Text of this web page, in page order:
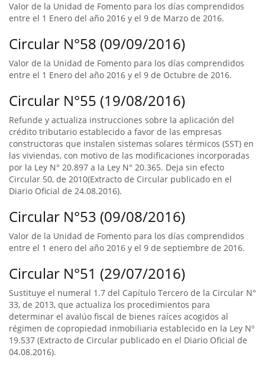
Valor de la Unidad de Fomento para los días comprendidos
entre el 1 Enero del año 2016 y el 9 de Marzo de 2016.
Circular N°58 (09/09/2016)
Valor de la Unidad de Fomento para los días comprendidos
entre el 1 Enero del año 2016 y el 9 de Octubre de 2016.
Circular N°55 (19/08/2016)
Refunde y actualiza instrucciones sobre la aplicación del
crédito tributario establecido a favor de las empresas
constructoras que instalen sistemas solares térmicos (SST) en
las viviendas, con motivo de las modificaciones incorporadas
por la Ley N° 20.897 a la Ley N° 20.365. Deja sin efecto
Circular 50, de 2010(Extracto de Circular publicado en el
Diario Oficial de 24.08.2016).
Circular N°53 (09/08/2016)
Valor de la Unidad de Fomento para los días comprendidos
entre el 1 enero del año 2016 y el 9 de septiembre de 2016.
Circular N°51 (29/07/2016)
Sustituye el numeral 1.7 del Capítulo Tercero de la Circular N°
33, de 2013, que actualiza los procedimientos para
determinar el avalúo fiscal de bienes raíces acogidos al
régimen de copropiedad inmobiliaria establecido en la Ley Nº
19.537 (Extracto de Circular publicado en el Diario Oficial de
04.08.2016).